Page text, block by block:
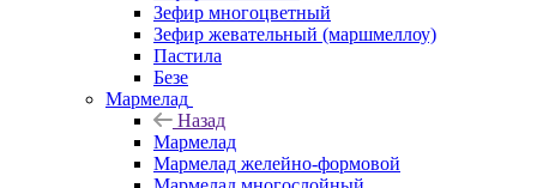
Зефир многоцветный
Зефир жевательный (маршмеллоу)
Пастила
Безе
Мармелад
Назад
Мармелад
Мармелад желейно-формовой